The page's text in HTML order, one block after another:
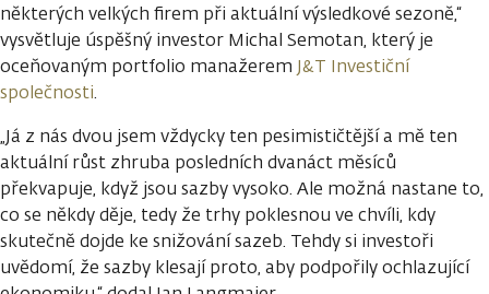
některých velkých firem při aktuální výsledkové sezoně,“
vysvětluje úspěšný investor Michal Semotan, který je
oceňovaným portfolio manažerem J&T Investiční
společnosti.
„Já z nás dvou jsem vždycky ten pesimističtější a mě ten
aktuální růst zhruba posledních dvanáct měsíců
překvapuje, když jsou sazby vysoko. Ale možná nastane to,
co se někdy děje, tedy že trhy poklesnou ve chvíli, kdy
skutečně dojde ke snižování sazeb. Tehdy si investoři
uvědomí, že sazby klesají proto, aby podpořily ochlazující